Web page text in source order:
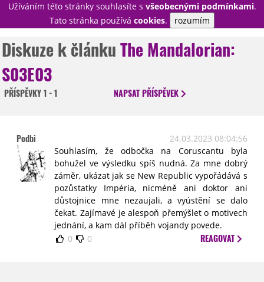
Užíváním této stránky souhlasíte s všeobecnými podmínkami.
Tato stránka používá cookies. rozumím
PŘIHLÁSIT
NOVINKY
TÉMATA
DISKUZE
STATISTIKY
TIRÁŽ
Diskuze k článkuThe Mandalorian:
S03E03
PŘÍSPĚVKY1 - 1 NAPSATPŘÍSPĚVEK
Podbi
24.03.2023 08:04:56
Souhlasím, že odbočka na Coruscantu byla
bohužel ve výsledku spíš nudná. Za mne dobrý
záměr, ukázat jak se New Republic vypořádává s
pozůstatky Impéria, nicméně ani doktor ani
důstojnice mne nezaujali, a vyústění se dalo
čekat. Zajímavé je alespoň přemýšlet o motivech
jednání, a kam dál příběh vojandy povede.
0
0 REAGOVAT